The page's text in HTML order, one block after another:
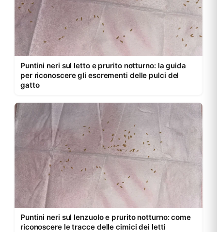
Puntini neri sul letto e prurito notturno: la guida
per riconoscere gli escrementi delle pulci del
gatto
Puntini neri sul lenzuolo e prurito notturno: come
riconoscere le tracce delle cimici dei letti